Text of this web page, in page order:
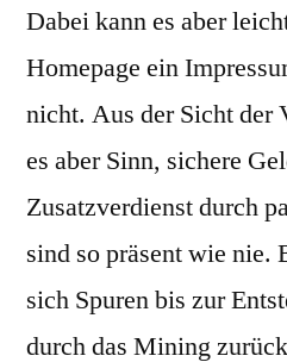
Dabei kann es aber
Homepage ein
nicht. Aus der Sicht der
es aber Sinn, sichere
Zusatzverdienst durch
sind so präsent wie nie.
sich Spuren bis zur
durch das Mining